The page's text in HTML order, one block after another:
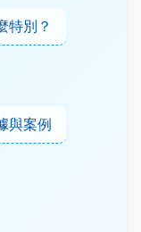
特別？
與案例